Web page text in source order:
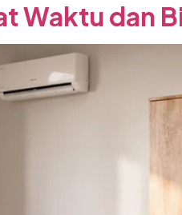
Waktu dan